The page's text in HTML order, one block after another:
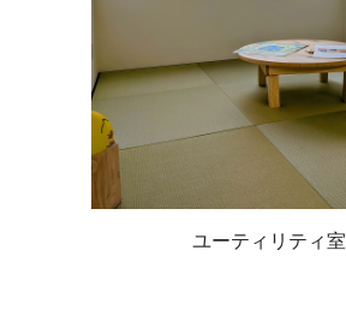
ユーティリティ室